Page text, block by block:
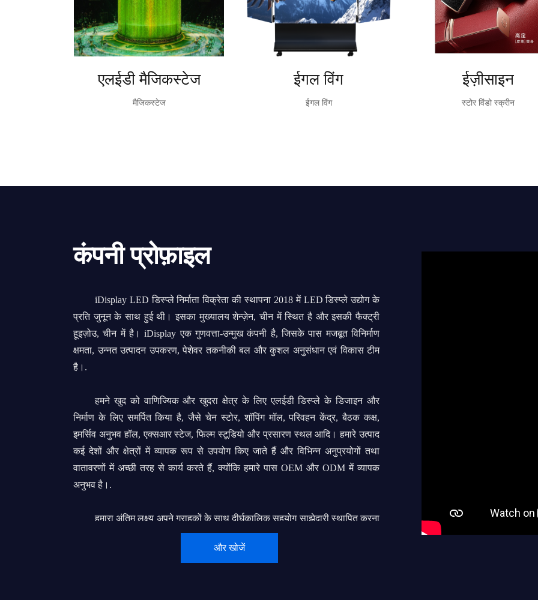
एलईडी मैजिकस्टेज
मैजिकस्टेज
ईगल विंग
ईगल विंग
ईज़ीसाइन
स्टोर विंडो स्क्रीन
कंपनी प्रोफ़ाइल
iDisplay LED डिस्प्ले निर्माता विक्रेता की स्थापना 2018 में LED डिस्प्ले उद्योग के
प्रति जुनून के साथ हुई थी। इसका मुख्यालय शेन्ज़ेन, चीन में स्थित है और इसकी फैक्ट्री
हूइज़ोउ, चीन में है। iDisplay एक गुणवत्ता-उन्मुख कंपनी है, जिसके पास मजबूत विनिर्माण
क्षमता, उन्नत उत्पादन उपकरण, पेशेवर तकनीकी बल और कुशल अनुसंधान एवं विकास टीम
है।.
हमने खुद को वाणिज्यिक और खुदरा क्षेत्र के लिए एलईडी डिस्प्ले के डिजाइन और
निर्माण के लिए समर्पित किया है, जैसे चेन स्टोर, शॉपिंग मॉल, परिवहन केंद्र, बैठक कक्ष,
इमर्सिव अनुभव हॉल, एक्सआर स्टेज, फिल्म स्टूडियो और प्रसारण स्थल आदि। हमारे उत्पाद
कई देशों और क्षेत्रों में व्यापक रूप से उपयोग किए जाते हैं और विभिन्न अनुप्रयोगों तथा
वातावरणों में अच्छी तरह से कार्य करते हैं, क्योंकि हमारे पास OEM और ODM में व्यापक
अनुभव है।.
हमारा अंतिम लक्ष्य अपने ग्राहकों के साथ दीर्घकालिक सहयोग साझेदारी स्थापित करना
है। हम “iDisplay” को एक विश्व-प्रसिद्ध ब्रांड बनाने के अपने सपने को साकार करने के
लिए प्रयासरत हैं, जो सैकड़ों या हजारों स्थानीय एलईडी डिस्प्ले थोक विक्रेताओं या ठेकेदारों
और खोजें